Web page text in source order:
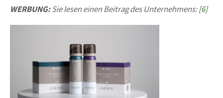
WERBUNG:Sie lesen einen Beitrag des Unternehmens:[6]